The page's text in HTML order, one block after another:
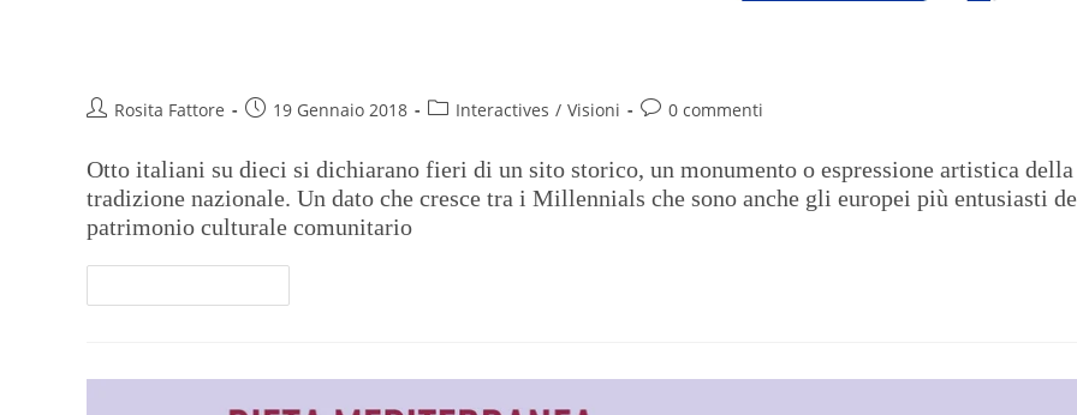
Rosita Fattore 19 Gennaio 2018 Interactives / Visioni 0 commenti
Otto italiani su dieci si dichiarano fieri di un sito storico, un monumento o espressione artistica della
tradizione nazionale. Un dato che cresce tra i Millennials che sono anche gli europei più entusiasti
patrimonio culturale comunitario